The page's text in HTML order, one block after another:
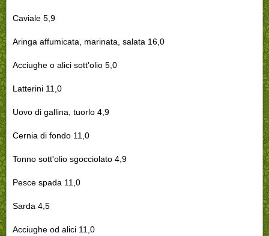
Caviale 5,9
Aringa affumicata, marinata, salata 16,0
Acciughe o alici sott'olio 5,0
Latterini 11,0
Uovo di gallina, tuorlo 4,9
Cernia di fondo 11,0
Tonno sott'olio sgocciolato 4,9
Pesce spada 11,0
Sarda 4,5
Acciughe od alici 11,0